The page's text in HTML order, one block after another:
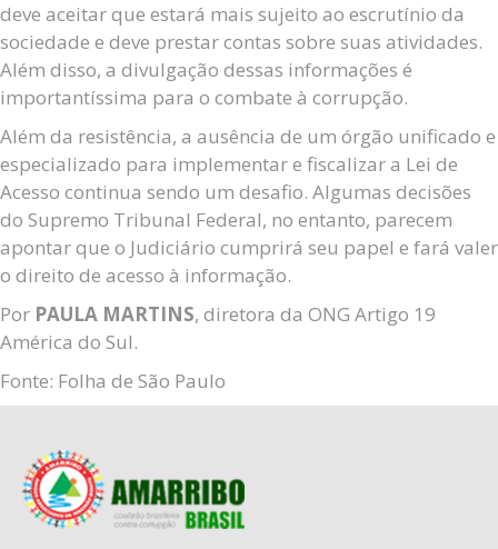
deve aceitar que estará mais sujeito ao escrutínio da
sociedade e deve prestar contas sobre suas atividades.
Além disso, a divulgação dessas informações é
importantíssima para o combate à corrupção.
Além da resistência, a ausência de um órgão unificado e
especializado para implementar e fiscalizar a Lei de
Acesso continua sendo um desafio. Algumas decisões
do Supremo Tribunal Federal, no entanto, parecem
apontar que o Judiciário cumprirá seu papel e fará valer
o direito de acesso à informação.
Por PAULA MARTINS, diretora da ONG Artigo 19
América do Sul.
Fonte: Folha de São Paulo